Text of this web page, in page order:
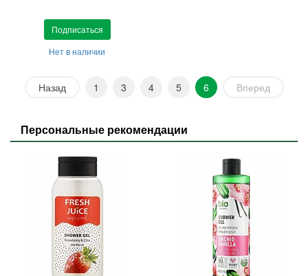
Подписаться
Нет в наличии
Назад 1 3 4 5 6 Вперед
Персональные рекомендации